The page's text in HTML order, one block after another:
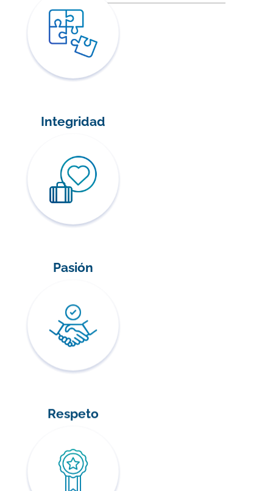
Integridad
Pasión
Respeto